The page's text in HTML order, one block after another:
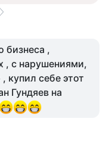
бизнеса ,
, с нарушениями,
купил себе этот
Гундяев на